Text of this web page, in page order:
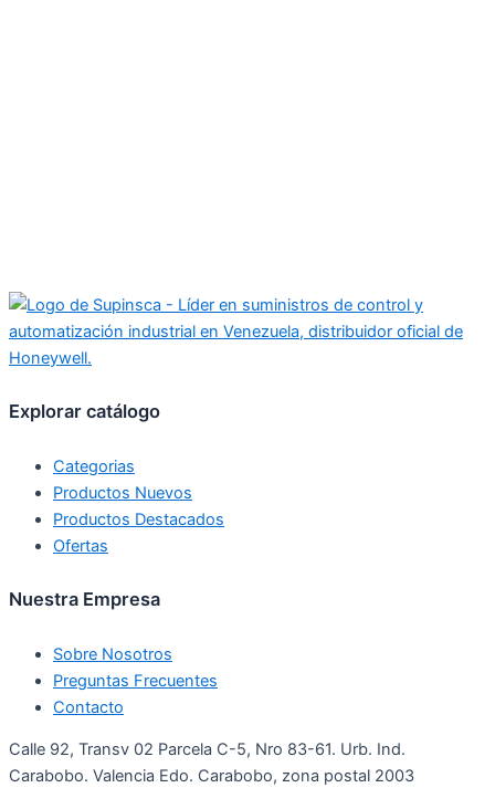
Explorar catálogo
Categorias
Productos Nuevos
Productos Destacados
Ofertas
Nuestra Empresa
Sobre Nosotros
Preguntas Frecuentes
Contacto
Calle 92, Transv 02 Parcela C-5, Nro 83-61. Urb. Ind.
Carabobo. Valencia Edo. Carabobo, zona postal 2003